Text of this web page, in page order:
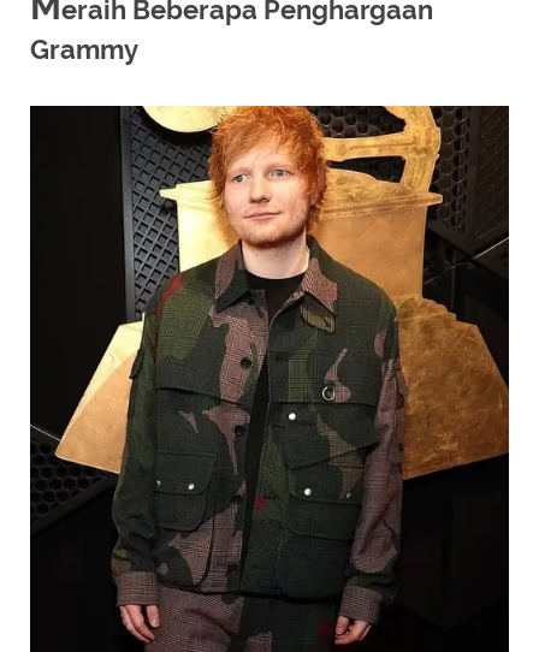
eraih Beberapa Penghargaan
Grammy